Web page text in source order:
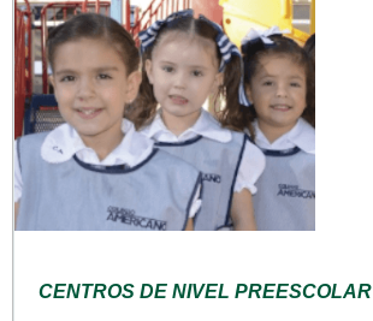
CENTROS DE NIVEL PREESCOLAR